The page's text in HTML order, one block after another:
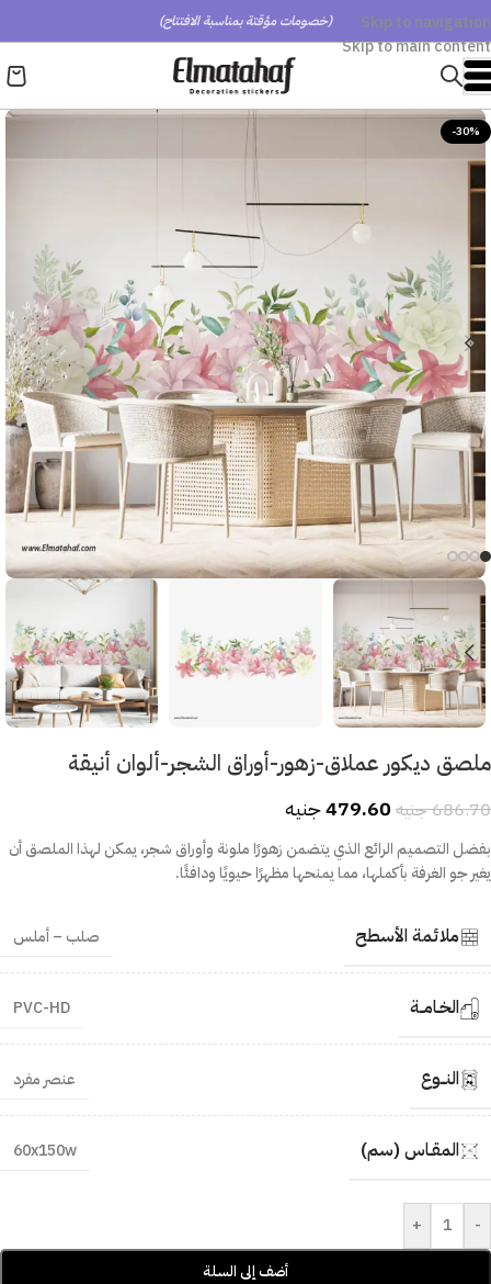
Skip to navigation
Skip to main content
(خصومات مؤقتة بمناسبة الافتتاح)
-30%
ملصق ديكور عملاق-زهور-أوراق الشجر-ألوان أنيقة
686.70جنيه 479.60جنيه
بفضل التصميم الرائع الذي يتضمن زهورًا ملونة وأوراق شجر، يمكن لهذا الملصق أن
يغير جو الغرفة بأكملها، مما يمنحها مظهرًا حيويًا ودافئًا.
ملائمة الأسطح صلب – أملس
الخـامــة PVC-HD
النــوع عنصر مفرد
المقـاس (سم) 60x150w
-
+
أضف إلى السلة